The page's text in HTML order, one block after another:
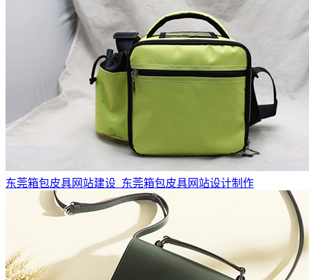
东莞箱包皮具网站建设_东莞箱包皮具网站设计制作